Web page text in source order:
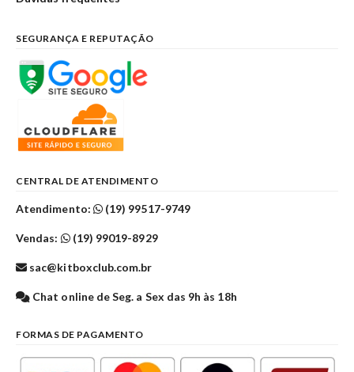
SEGURANÇA E REPUTAÇÃO
CENTRAL DE ATENDIMENTO
Atendimento: (19) 99517-9749
Vendas: (19) 99019-8929
sac@kitboxclub.com.br
Chat online de Seg. a Sex das 9h às 18h
FORMAS DE PAGAMENTO